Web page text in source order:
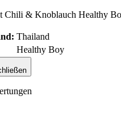
Chili & Knoblauch Healthy
Thailand
Healthy Boy